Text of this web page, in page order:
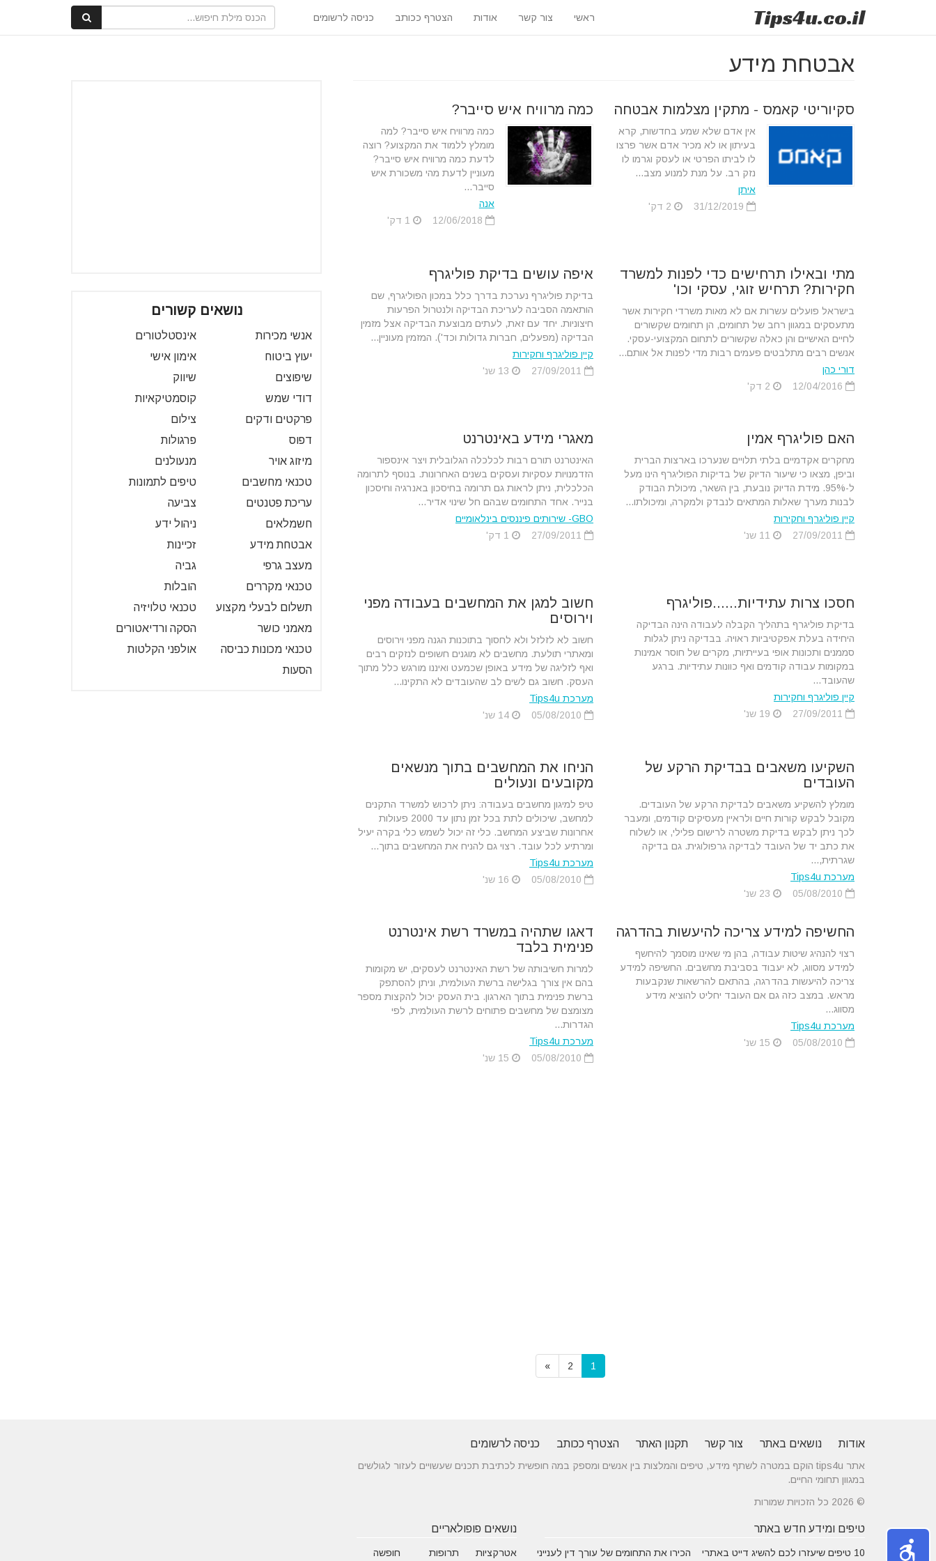
Tips4u.co.il ראשי צור קשר אודות הצטרף ככותב כניסה לרשומים
אבטחת מידע
סקיוריטי קאמס - מתקין מצלמות אבטחה
אין אדם שלא שמע בחדשות, קרא
בעיתון או לא מכיר אדם אשר פרצו
לו לביתו הפרטי או לעסק וגרמו לו
נזק רב. על מנת למנוע מצב...
איתן
כמה מרוויח איש סייבר?
כמה מרוויח איש סייבר? למה
מומלץ ללמוד את המקצוע? רוצה
לדעת כמה מרוויח איש סייבר?
מעוניין לדעת מהי משכורת איש
סייבר...
אנה
מתי ובאילו תרחישים כדי לפנות למשרד
חקירות? תרחיש זוגי, עסקי וכו'
בישראל פועלים עשרות אם לא מאות משרדי חקירות אשר
מתעסקים במגוון רחב של תחומים, הן תחומים שקשורים
לחיים האישיים והן כאלה שקשורים לתחום המקצועי-עסקי.
אנשים רבים מתלבטים פעמים רבות מדי לפנות אל אותם...
דורי כהן
איפה עושים בדיקת פוליגרף
בדיקת פוליגרף נערכת בדרך כלל במכון הפוליגרף, שם
הותאמה הסביבה לעריכת הבדיקה ולנטרול הפרעות
חיצוניות. יחד עם זאת, לעתים מבוצעת הבדיקה אצל מזמין
הבדיקה (מפעלים, חברות גדולות וכד'). המזמין מעוניין...
קיין פוליגרף וחקירות
האם פוליגרף אמין
מחקרים אקדמיים בלתי תלויים שנערכו בארצות הברית
וביפן, מצאו כי שיעור הדיוק של בדיקות הפוליגרף הינו מעל
ל-95%. מידת הדיוק נובעת, בין השאר, מיכולת הבודק
לבנות מערך שאלות המתאים לנבדק ולמקרה, ומיכולתו...
קיין פוליגרף וחקירות
מאגרי מידע באינטרנט
האינטרנט תורם רבות לכלכלה הגלובלית ויצר אינספור
הזדמנויות עסקיות ועסקים בשנים האחרונות. בנוסף לתרומה
הכלכלית, ניתן לראות גם תרומה בחיסכון באנרגיה וחיסכון
בנייר. אחד התחומים שבהם חל שינוי אדיר...
GBO- שירותים פיננסים בינלאומיים
חסכו צרות עתידיות......פוליגרף
בדיקת פוליגרף בתהליך הקבלה לעבודה הינה הבדיקה
היחידה בעלת אפקטיביות ראויה. בבדיקה ניתן לגלות
סממנים ותכונות אופי בעייתיות, מקרים של חוסר אמינות
במקומות עבודה קודמים ואף כוונות עתידיות. ברגע
שהעובד...
קיין פוליגרף וחקירות
חשוב למגן את המחשבים בעבודה מפני
וירוסים
חשוב לא לזלזל ולא לחסוך בתוכנות הגנה מפני וירוסים
ומאתרי תולעת. מחשבים לא מוגנים חשופים לנזקים רבים
ואף לזליגה של מידע באופן שכמעט ואיננו מורגש כלל מתוך
העסק. חשוב גם לשים לב שהעובדים לא התקינו...
מערכת Tips4u
השקיעו משאבים בבדיקת הרקע של
העובדים
מומלץ להשקיע משאבים לבדיקת הרקע של העובדים.
מקובל לבקש קורות חיים ולראיין מעסיקים קודמים, ומעבר
לכך ניתן לבקש בדיקת משטרה לרישום פלילי, או לשלוח
את כתב יד של העובד לבדיקה גרפולוגית. גם בדיקה
שגרתית,...
מערכת Tips4u
הניחו את המחשבים בתוך מנשאים
מקובעים ונעולים
טיפ למיגון מחשבים בעבודה: ניתן לרכוש למשרד התקנים
למחשב, שיכולים לתת בכל זמן נתון עד 2000 פעולות
אחרונות שביצע המחשב. כלי זה יכול לשמש כלי בקרה יעיל
ומרתיע לכל עובד. רצוי גם להניח את המחשבים בתוך...
מערכת Tips4u
החשיפה למידע צריכה להיעשות בהדרגה
רצוי להנהיג שיטות עבודה, בהן מי שאינו מוסמך להיחשף
למידע מסווג, לא יעבוד בסביבת מחשבים. החשיפה למידע
צריכה להיעשות בהדרגה, בהתאם להרשאות שנקבעות
מראש. במצב כזה גם אם העובד יחליט להוציא מידע
מסווג...
מערכת Tips4u
דאגו שתהיה במשרד רשת אינטרנט
פנימית בלבד
למרות חשיבותה של רשת האינטרנט לעסקים, יש מקומות
בהם אין צורך בגלישה ברשת העולמית, וניתן להסתפק
ברשת פנימית בתוך הארגון. בית העסק יכול להקצות מספר
מצומצם של מחשבים פתוחים לרשת העולמית, לפי
הגדרות...
מערכת Tips4u
נושאים קשורים
אנשי מכירות
אינסטלטורים
יעוץ ביטוח
אימון אישי
שיפוצים
שיווק
דודי שמש
קוסמטיקאיות
פרקטים ודקים
צילום
דפוס
פרגולות
מיזוג אויר
מנעולנים
טכנאי מחשבים
טיפים לתמונות
עריכת פטנטים
צביעה
חשמלאים
ניהול ידע
אבטחת מידע
זכיינות
מעצב גרפי
גביה
טכנאי מקררים
הובלות
תשלום לבעלי מקצוע
טכנאי טלויזיה
מאמני כושר
הסקה ורדיאטורים
טכנאי מכונות כביסה
אולפני הקלטות
הסעות
1
2
»
אודות נושאים באתר צור קשר תקנון האתר הצטרף ככותב כניסה לרשומים
אתר tips4u הוקם במטרה לשתף מידע, טיפים והמלצות בין אנשים ומספק במה חופשית לכתיבת תכנים שעשויים לעזור לגולשים
במגוון תחומי החיים.
© 2026 כל הזכויות שמורות
טיפים ומידע חדש באתר
10 טיפים שיעזרו לכם להשיג דייט באתרי
הכירו את התחומים של עורך דין לענייני
נושאים פופולאריים
אטרקציות
תרופות
חופשה